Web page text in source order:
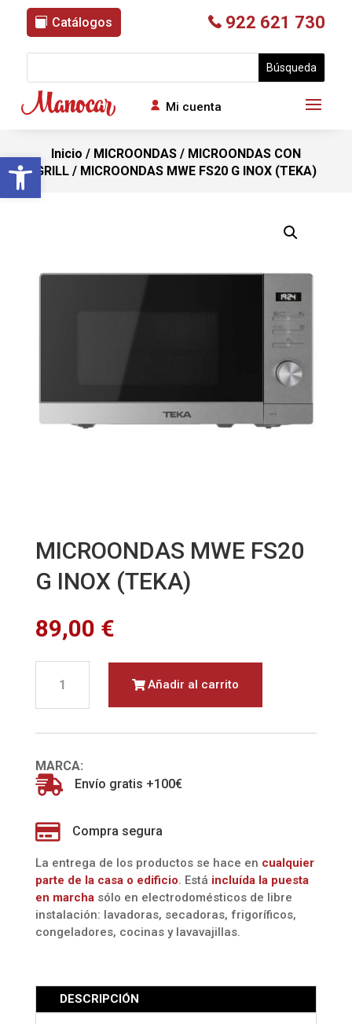
Abrir barra de herramientas
Catálogos 922 621 730
Mi cuenta
Inicio / MICROONDAS/ MICROONDAS CON
GRILL/ MICROONDAS MWE FS20 G INOX (TEKA)
MICROONDAS MWE FS20
G INOX (TEKA)
89,00 €
MWE
cantidad
Añadir al carrito
MARCA:
 Envío gratis +100€
 Compra segura
La entrega de los productos se hace en cualquier
parte de la casa o edificio. Está incluída la puesta
en marchasólo en electrodomésticos de libre
instalación: lavadoras, secadoras, frigoríficos,
congeladores, cocinas y lavavajillas.
DESCRIPCIÓN